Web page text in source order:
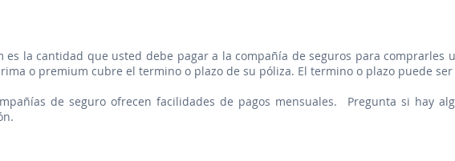
es la cantidad que usted debe pagar a la compañía de seguros para comprarles
o premium cubre el termino o plazo de su póliza. El termino o plazo puede ser
de seguro ofrecen facilidades de pagos mensuales. Pregunta si hay